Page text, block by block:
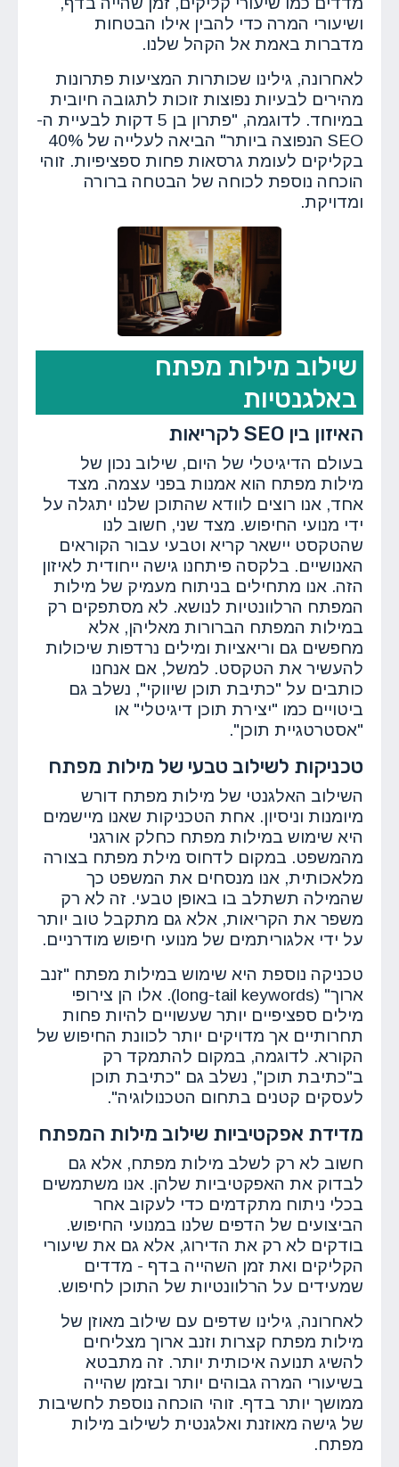
ושיעורי המרה כדי להבין אילו הבטחות
מדברות באמת אל הקהל שלנו.
לאחרונה, גילינו שכותרות המציעות פתרונות
מהירים לבעיות נפוצות זוכות לתגובה חיובית
במיוחד. לדוגמה, "פתרון בן 5 דקות לבעיית ה-
SEO הנפוצה ביותר" הביאה לעלייה של 40%
בקליקים לעומת גרסאות פחות ספציפיות. זוהי
הוכחה נוספת לכוחה של הבטחה ברורה
ומדויקת.
שילוב מילות מפתח
באלגנטיות
האיזון בין SEO לקריאות
בעולם הדיגיטלי של היום, שילוב נכון של
מילות מפתח הוא אמנות בפני עצמה. מצד
אחד, אנו רוצים לוודא שהתוכן שלנו יתגלה על
ידי מנועי החיפוש. מצד שני, חשוב לנו
שהטקסט יישאר קריא וטבעי עבור הקוראים
האנושיים. בלקסה פיתחנו גישה ייחודית לאיזון
הזה. אנו מתחילים בניתוח מעמיק של מילות
המפתח הרלוונטיות לנושא. לא מסתפקים רק
במילות המפתח הברורות מאליהן, אלא
מחפשים גם וריאציות ומילים נרדפות שיכולות
להעשיר את הטקסט. למשל, אם אנחנו
כותבים על "כתיבת תוכן שיווקי", נשלב גם
ביטויים כמו "יצירת תוכן דיגיטלי" או
"אסטרטגיית תוכן".
טכניקות לשילוב טבעי של מילות מפתח
השילוב האלגנטי של מילות מפתח דורש
מיומנות וניסיון. אחת הטכניקות שאנו מיישמים
היא שימוש במילות מפתח כחלק אורגני
מהמשפט. במקום לדחוס מילת מפתח בצורה
מלאכותית, אנו מנסחים את המשפט כך
שהמילה תשתלב בו באופן טבעי. זה לא רק
משפר את הקריאות, אלא גם מתקבל טוב יותר
על ידי אלגוריתמים של מנועי חיפוש מודרניים.
טכניקה נוספת היא שימוש במילות מפתח "זנב
ארוך" (long-tail keywords). אלו הן צירופי
מילים ספציפיים יותר שעשויים להיות פחות
תחרותיים אך מדויקים יותר לכוונת החיפוש של
הקורא. לדוגמה, במקום להתמקד רק
ב"כתיבת תוכן", נשלב גם "כתיבת תוכן
לעסקים קטנים בתחום הטכנולוגיה".
מדידת אפקטיביות שילוב מילות המפתח
חשוב לא רק לשלב מילות מפתח, אלא גם
לבדוק את האפקטיביות שלהן. אנו משתמשים
בכלי ניתוח מתקדמים כדי לעקוב אחר
הביצועים של הדפים שלנו במנועי החיפוש.
בודקים לא רק את הדירוג, אלא גם את שיעורי
הקליקים ואת זמן השהייה בדף - מדדים
שמעידים על הרלוונטיות של התוכן לחיפוש.
לאחרונה, גילינו שדפים עם שילוב מאוזן של
מילות מפתח קצרות וזנב ארוך מצליחים
להשיג תנועה איכותית יותר. זה מתבטא
בשיעורי המרה גבוהים יותר ובזמן שהייה
ממושך יותר בדף. זוהי הוכחה נוספת לחשיבות
של גישה מאוזנת ואלגנטית לשילוב מילות
מפתח.